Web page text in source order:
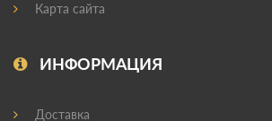
Карта сайта
ИНФОРМАЦИЯ
Доставка